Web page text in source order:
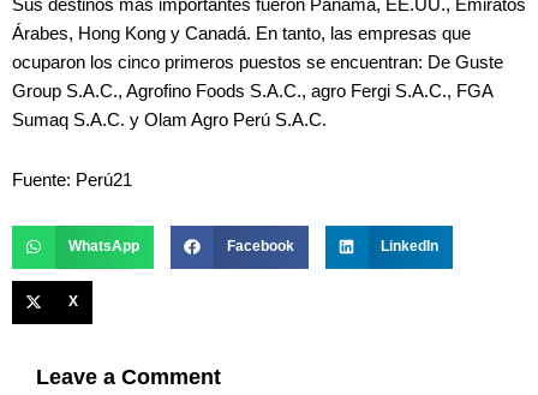
Sus destinos más importantes fueron Panamá, EE.UU., Emiratos
Árabes, Hong Kong y Canadá. En tanto, las empresas que
ocuparon los cinco primeros puestos se encuentran: De Guste
Group S.A.C., Agrofino Foods S.A.C., agro Fergi S.A.C., FGA
Sumaq S.A.C. y Olam Agro Perú S.A.C.
Fuente: Perú21
WhatsApp Facebook LinkedIn
X
Leave a Comment